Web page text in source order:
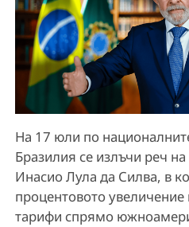
На 17 юли по
Бразилия се излъчи реч
Инасио Лула да Силва, в
процентовото
тарифи спрямо